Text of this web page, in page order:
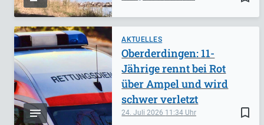
AKTUELLES
bookmark_border
24. Juli 2026 11:34
Oberderdingen: 11-
Jährige rennt bei Rot
über Ampel und wird
schwer verletzt